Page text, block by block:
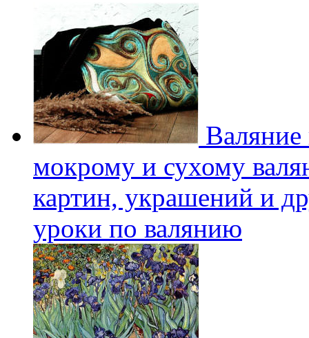
Валяние
мокрому и сухому
картин, украшений и
уроки по валянию